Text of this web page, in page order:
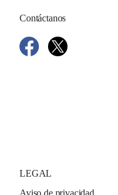
Contáctanos
LEGAL
Aviso de privacidad